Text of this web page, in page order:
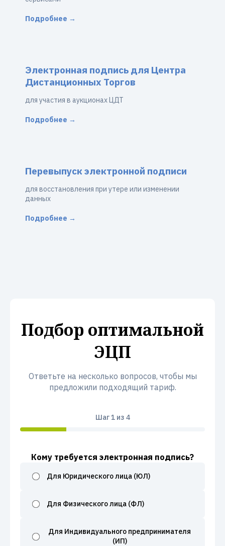
Подробнее →
Электронная подпись для Центра
Дистанционных Торгов
для участия в аукционах ЦДТ
Подробнее →
Перевыпуск электронной подписи
для восстановления при утере или изменении
данных
Подробнее →
Подбор оптимальной
ЭЦП
Ответьте на несколько вопросов, чтобы мы
предложили подходящий тариф.
Шаг1из 4
Кому требуется электронная подпись?
Для Юридического лица (ЮЛ)
Для Физического лица (ФЛ)
Для Индивидуального предпринимателя
(ИП)